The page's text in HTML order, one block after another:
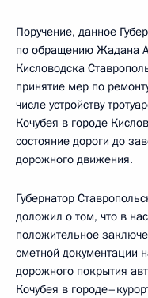
Поручение, данное
по обращению Жадана
Кисловодска
принятие мер по
числе устройству
Кочубея в городе
состояние дороги до
дорожного движения.
Губернатор
доложил о том, что в
положительное
сметной документации
дорожного покрытия
Кочубея в